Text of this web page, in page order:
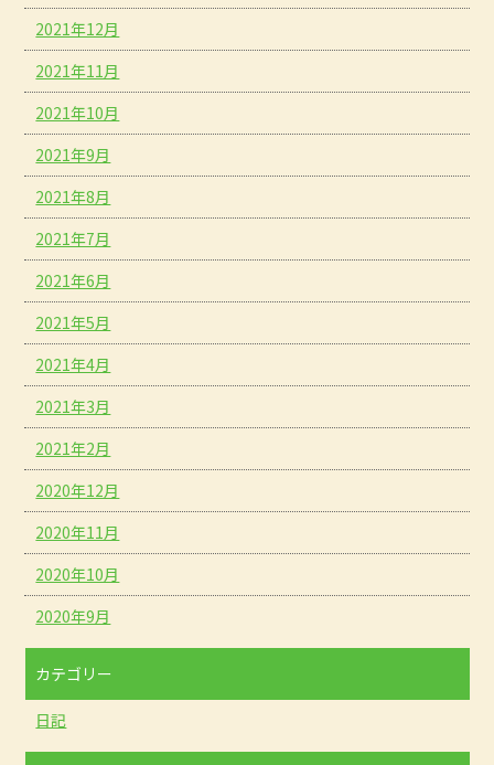
2021年12月
2021年11月
2021年10月
2021年9月
2021年8月
2021年7月
2021年6月
2021年5月
2021年4月
2021年3月
2021年2月
2020年12月
2020年11月
2020年10月
2020年9月
カテゴリー
日記